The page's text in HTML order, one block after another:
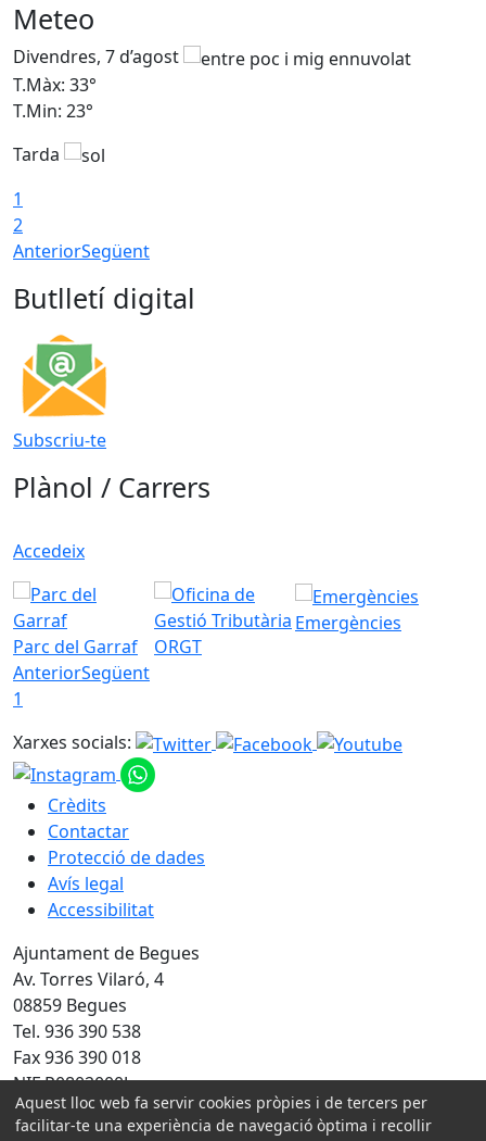
Meteo
Divendres, 7 d’agost
T.Màx: 33°
T.Min: 23°
Tarda
1
2
AnteriorSegüent
Butlletí digital
Subscriu-te
Plànol / Carrers
Accedeix
Parc del Garraf ORGT
Emergències
AnteriorSegüent
1
Xarxes socials:
Crèdits
Contactar
Protecció de dades
Avís legal
Accessibilitat
Ajuntament de Begues
Av. Torres Vilaró, 4
08859 Begues
Tel. 936 390 538
Fax 936 390 018
NIF P0802000J
Amb la col·laboració de:
Aquest lloc web fa servir cookies pròpies i de tercers per
facilitar-te una experiència de navegació òptima i recollir